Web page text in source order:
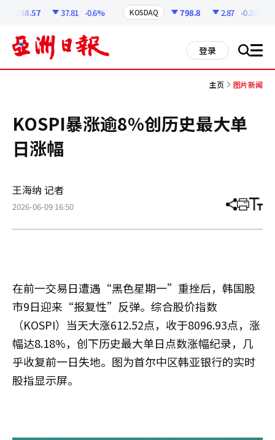
6258.57 37.81 -0.6% KOSDAQ 798.8 2.87 -0.36%
登录 搜 all
主页 图片新闻
KOSPI暴涨逾8%创历史最大单
日涨幅
王海纳 记者
2026-06-09 16:50 分
章
打 调
小
在前一交易日遭遇“黑色星期一”重挫后，韩国股
市9日迎来“报复性”反弹。综合股价指数
（KOSPI）当天大涨612.52点，收于8096.93点，涨
幅达8.18%，创下历史最大单日点数涨幅纪录，几
乎收复前一日失地。图为首尔中区韩亚银行的实时
股指显示屏。